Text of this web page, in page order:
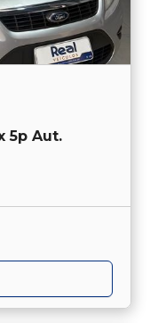
5p Aut.